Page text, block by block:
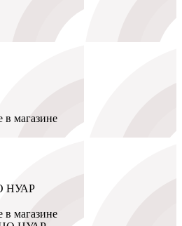
в магазине
НУАР
в магазине